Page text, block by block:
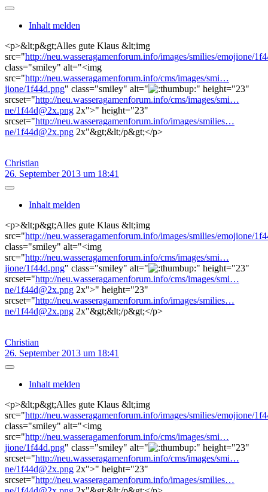
Inhalt melden
<p>&lt;p&gt;Alles gute Klaus &lt;img
src="http://neu.wasseragamenforum.info/images/smilies/emojione/
class="smiley" alt="<img
src="http://neu.wasseragamenforum.info/cms/images/smi…
jione/1f44d.png" class="smiley" alt="
" height="23"
srcset="http://neu.wasseragamenforum.info/cms/images/smi…
ne/1f44d@2x.png 2x">" height="23"
srcset="http://neu.wasseragamenforum.info/images/smilies…
ne/1f44d@2x.png 2x"&gt;&lt;/p&gt;</p>
Christian
26. September 2013 um 18:41
Inhalt melden
<p>&lt;p&gt;Alles gute Klaus &lt;img
src="http://neu.wasseragamenforum.info/images/smilies/emojione/
class="smiley" alt="<img
src="http://neu.wasseragamenforum.info/cms/images/smi…
jione/1f44d.png" class="smiley" alt="
" height="23"
srcset="http://neu.wasseragamenforum.info/cms/images/smi…
ne/1f44d@2x.png 2x">" height="23"
srcset="http://neu.wasseragamenforum.info/images/smilies…
ne/1f44d@2x.png 2x"&gt;&lt;/p&gt;</p>
Christian
26. September 2013 um 18:41
Inhalt melden
<p>&lt;p&gt;Alles gute Klaus &lt;img
src="http://neu.wasseragamenforum.info/images/smilies/emojione/
class="smiley" alt="<img
src="http://neu.wasseragamenforum.info/cms/images/smi…
jione/1f44d.png" class="smiley" alt="
" height="23"
srcset="http://neu.wasseragamenforum.info/cms/images/smi…
ne/1f44d@2x.png 2x">" height="23"
srcset="http://neu.wasseragamenforum.info/images/smilies…